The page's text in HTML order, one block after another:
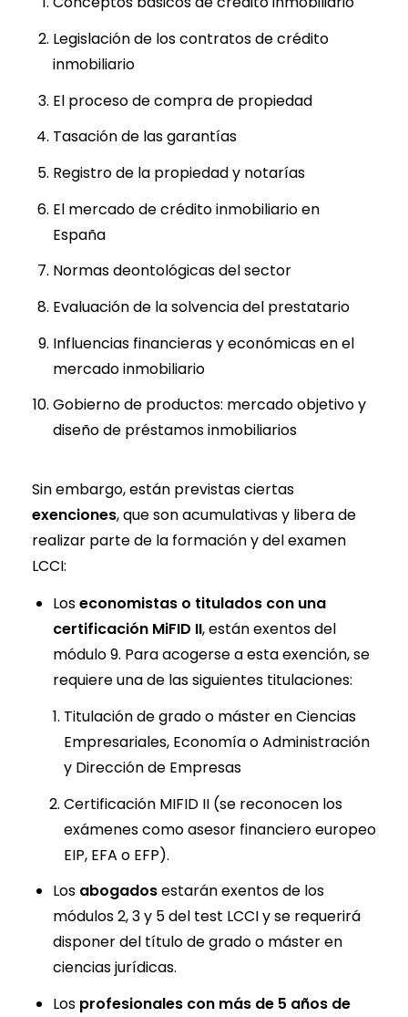
Legislación de los contratos de crédito
inmobiliario
El proceso de compra de propiedad
Tasación de las garantías
Registro de la propiedad y notarías
El mercado de crédito inmobiliario en
España
Normas deontológicas del sector
Evaluación de la solvencia del prestatario
Influencias financieras y económicas en el
mercado inmobiliario
Gobierno de productos: mercado objetivo y
diseño de préstamos inmobiliarios
Sin embargo, están previstas ciertas
exenciones, que son acumulativas y libera de
realizar parte de la formación y del examen
LCCI:
Loseconomistas o titulados con una
certificación MiFID II, están exentos del
módulo 9. Para acogerse a esta exención, se
requiere una de las siguientes titulaciones:
Titulación de grado o máster en Ciencias
Empresariales, Economía o Administración
y Dirección de Empresas
Certificación MIFID II (se reconocen los
exámenes como asesor financiero europeo
EIP, EFA o EFP).
Los abogadosestarán exentos de los
módulos 2, 3 y 5 del test LCCI y se requerirá
disponer del título de grado o máster en
ciencias jurídicas.
Los profesionales con más de 5 años de